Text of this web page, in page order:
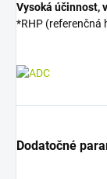
Vysoká účinnost,
*RHP (referenčná
Dodatočné